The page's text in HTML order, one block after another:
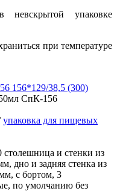
упаковке
при температуре
156*129/38,5 (300)
СпК-156
упаковка для пищевых
столешница и стенки из
дно и задняя стенка из
с бортом, 3
по умолчанию без